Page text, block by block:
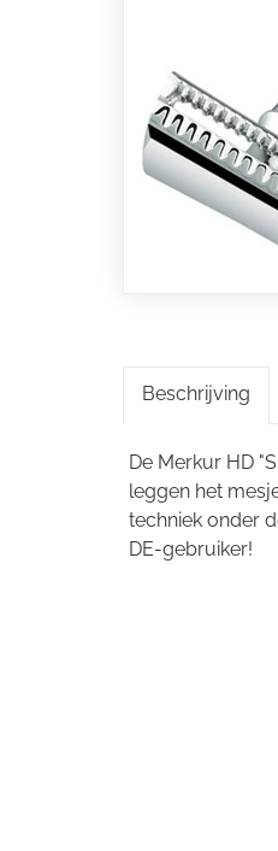
Beschrijving
De Merkur HD
leggen het
techniek onder
DE-gebruiker!